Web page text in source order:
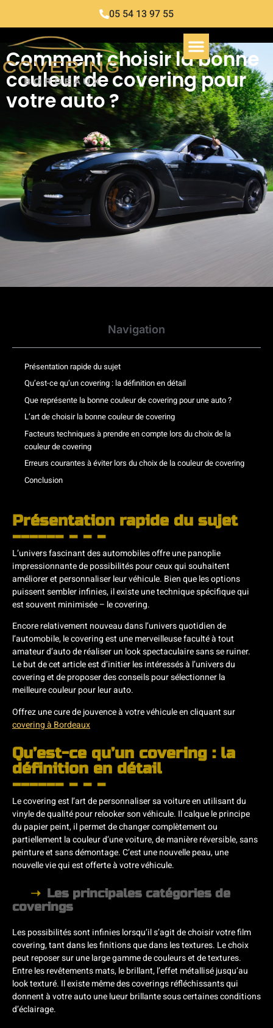
05 54 13 97 55
Comment choisir la bonne
couleur de covering pour
votre auto ?
Navigation
Présentation rapide du sujet
Qu’est-ce qu’un covering : la définition en détail
Que représente la bonne couleur de covering pour une auto ?
L’art de choisir la bonne couleur de covering
Facteurs techniques à prendre en compte lors du choix de la
couleur de covering
Erreurs courantes à éviter lors du choix de la couleur de covering
Conclusion
Présentation rapide du sujet
L’univers fascinant des automobiles offre une panoplie
impressionnante de possibilités pour ceux qui souhaitent
améliorer et personnaliser leur véhicule. Bien que les options
puissent sembler infinies, il existe une technique spécifique qui
est souvent minimisée – le covering.
Encore relativement nouveau dans l’univers quotidien de
l’automobile, le covering est une merveilleuse faculté à tout
amateur d’auto de réaliser un look spectaculaire sans se ruiner.
Le but de cet article est d’initier les intéressés à l’univers du
covering et de proposer des conseils pour sélectionner la
meilleure couleur pour leur auto.
Offrez une cure de jouvence à votre véhicule en cliquant sur
covering à Bordeaux
Qu’est-ce qu’un covering : la
définition en détail
Le covering est l’art de personnaliser sa voiture en utilisant du
vinyle de qualité pour relooker son véhicule. Il calque le principe
du papier peint, il permet de changer complètement ou
partiellement la couleur d’une voiture, de manière réversible, sans
peinture et sans démontage. C’est une nouvelle peau, une
nouvelle vie qui est offerte à votre véhicule.
Les principales catégories de
coverings
Les possibilités sont infinies lorsqu’il s’agit de choisir votre film
covering, tant dans les finitions que dans les textures. Le choix
peut reposer sur une large gamme de couleurs et de textures.
Entre les revêtements mats, le brillant, l’effet métallisé jusqu’au
look texturé. Il existe même des coverings réfléchissants qui
donnent à votre auto une lueur brillante sous certaines conditions
d’éclairage.